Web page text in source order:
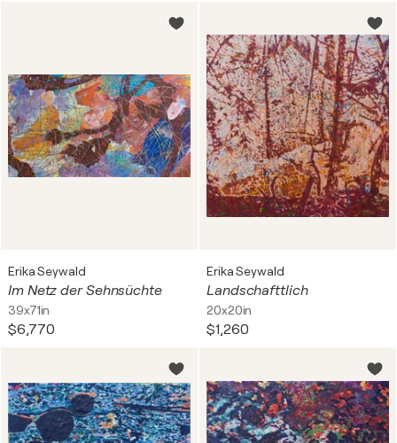
Erika Seywald
Im Netz der Sehnsüchte
39x71in
$6,770
Erika Seywald
Landschafttlich
20x20in
$1,260